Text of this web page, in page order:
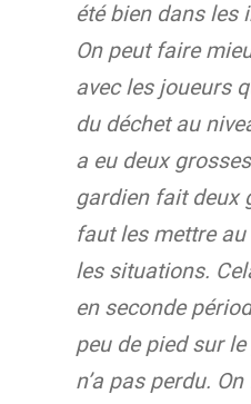
été bien dans les
On peut faire
avec les joueurs
du déchet au
a eu deux
gardien fait deux
faut les mettre
les situations.
en seconde
peu de pied sur
n’a pas perdu.